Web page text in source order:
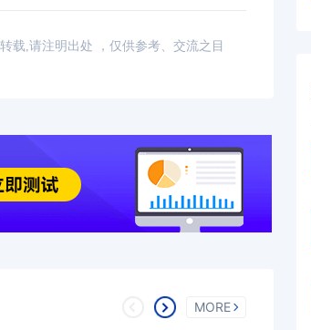
载,请注明出处 ，仅供参考、交流之目
MORE